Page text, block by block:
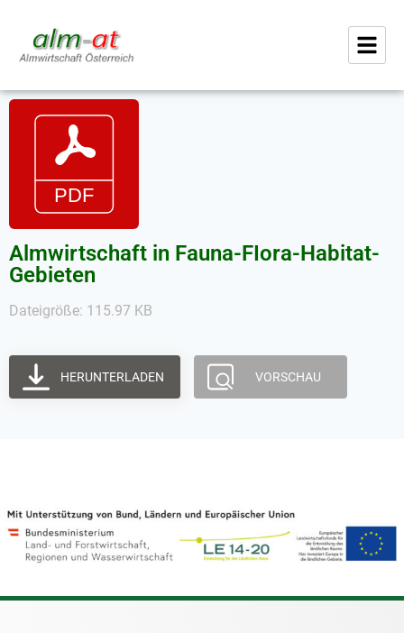
Almwirtschaft in Fauna-FIora-Habitat-
Gebieten
Dateigröße: 115.97 KB
HERUNTERLADEN VORSCHAU